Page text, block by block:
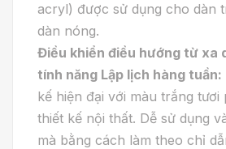
acryl) được sử dụng cho dàn
dàn nóng.
Điều khiển điều hướng từ xa
tính năng Lập lịch hàng tuần:
kế hiện đại với màu trắng tươi
thiết kế nội thất. Dễ sử dụng
mà bằng cách làm theo chỉ